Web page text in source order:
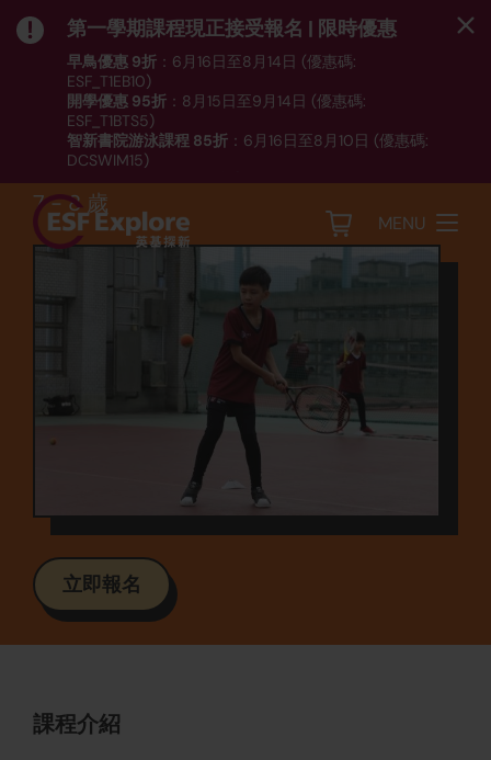
第一學期課程現正接受報名 | 限時優惠
早鳥優惠 9折 ：6月16日至8月14日 (優惠碼:
ESF_T1EB10)
開學優惠 95折 ：8月15日至9月14日 (優惠碼:
ESF_T1BTS5)
智新書院游泳課程 85折 ：6月16日至8月10日 (優惠碼:
DCSWIM15)
MENU
運動
網球 - 中班 (TEN2)
7 - 8 歲
立即報名
課程介紹